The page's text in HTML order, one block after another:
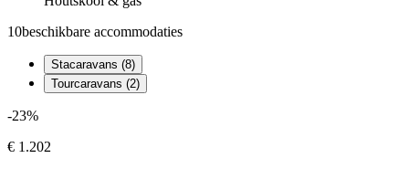
10beschikbare accommodaties
Stacaravans (8)
Tourcaravans (2)
-23%
€ 1.202